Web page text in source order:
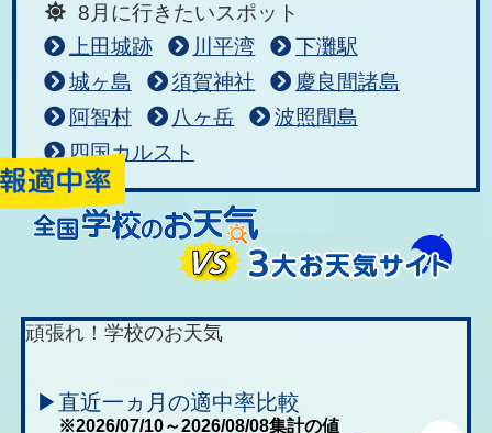
8月に行きたいスポット
上田城跡
川平湾
下灘駅
城ヶ島
須賀神社
慶良間諸島
阿智村
八ヶ岳
波照間島
四国カルスト
頑張れ！学校のお天気
▶直近一ヵ月の適中率比較
※2026/07/10～2026/08/08集計の値